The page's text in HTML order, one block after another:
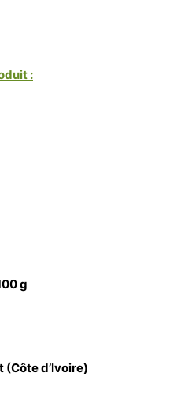
:
g
(Côte d’Ivoire)